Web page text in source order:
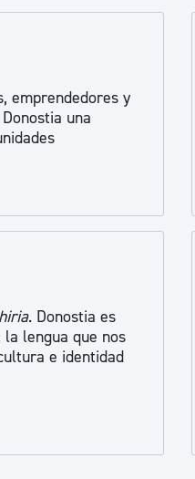
emprendedores y
una
. Donostia es
lengua que nos
e identidad